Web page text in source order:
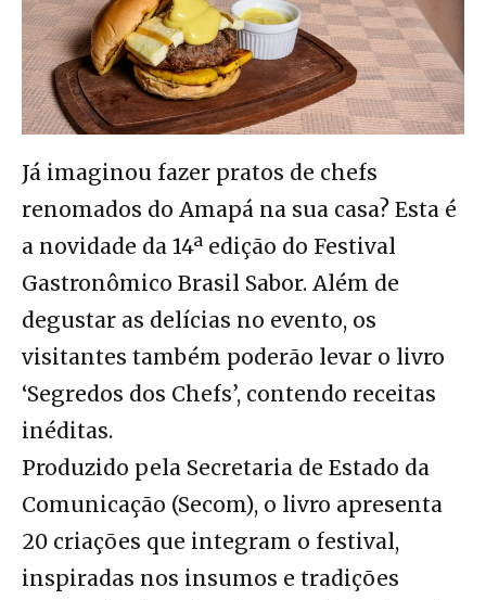
Já imaginou fazer pratos de chefs
renomados do Amapá na sua casa? Esta é
a novidade da 14ª edição do Festival
Gastronômico Brasil Sabor. Além de
degustar as delícias no evento, os
visitantes também poderão levar o livro
‘Segredos dos Chefs’, contendo receitas
inéditas.
Produzido pela Secretaria de Estado da
Comunicação (Secom), o livro apresenta
20 criações que integram o festival,
inspiradas nos insumos e tradições